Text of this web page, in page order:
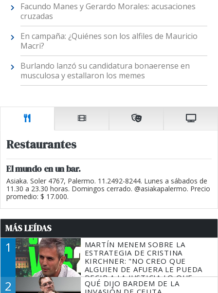
Facundo Manes y Gerardo Morales: acusaciones
cruzadas
En campaña: ¿Quiénes son los alfiles de Mauricio
Macri?
Burlando lanzó su candidatura bonaerense en
musculosa y estallaron los memes
Restaurantes
El mundo en un bar.
Asiaka. Soler 4767, Palermo. 11.2492-8244. Lunes a sábados de
11.30 a 23.30 horas. Domingos cerrado. @asiakapalermo. Precio
promedio: $ 17.000.
MÁS LEÍDAS
1
MARTÍN MENEM SOBRE LA
ESTRATEGIA DE CRISTINA
KIRCHNER: "NO CREO QUE
ALGUIEN DE AFUERA LE PUEDA
DECIR A LA JUSTICIA LO QUE
TIENE QUE HACER"
2
QUÉ DIJO BARDEM DE LA